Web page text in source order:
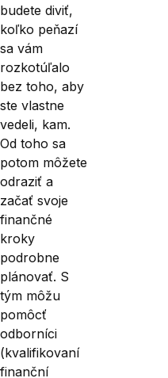
budete diviť,
koľko peňazí
sa vám
rozkotúľalo
bez toho, aby
ste vlastne
vedeli, kam.
Od toho sa
potom môžete
odraziť a
začať svoje
finančné
kroky
podrobne
plánovať. S
tým môžu
pomôcť
odborníci
(kvalifikovaní
finanční